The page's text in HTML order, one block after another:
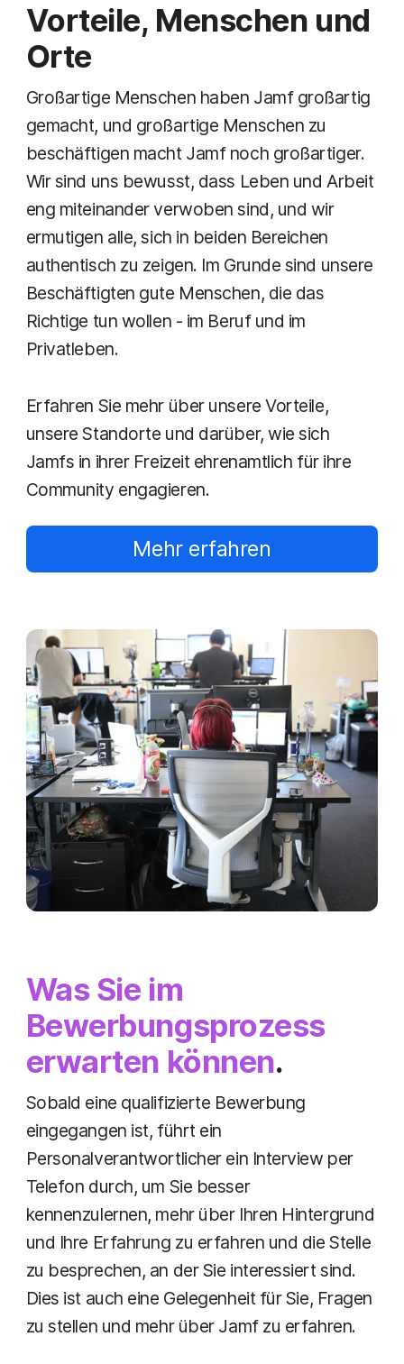
Vorteile, Menschen und
Orte
Großartige Menschen haben Jamf großartig
gemacht, und großartige Menschen zu
beschäftigen macht Jamf noch großartiger.
Wir sind uns bewusst, dass Leben und Arbeit
eng miteinander verwoben sind, und wir
ermutigen alle, sich in beiden Bereichen
authentisch zu zeigen. Im Grunde sind unsere
Beschäftigten gute Menschen, die das
Richtige tun wollen - im Beruf und im
Privatleben.
Erfahren Sie mehr über unsere Vorteile,
unsere Standorte und darüber, wie sich
Jamfs in ihrer Freizeit ehrenamtlich für ihre
Community engagieren.
Mehr erfahren
Was Sie im
Bewerbungsprozess
erwarten können.
Sobald eine qualifizierte Bewerbung
eingegangen ist, führt ein
Personalverantwortlicher ein Interview per
Telefon durch, um Sie besser
kennenzulernen, mehr über Ihren Hintergrund
und Ihre Erfahrung zu erfahren und die Stelle
zu besprechen, an der Sie interessiert sind.
Dies ist auch eine Gelegenheit für Sie, Fragen
zu stellen und mehr über Jamf zu erfahren.